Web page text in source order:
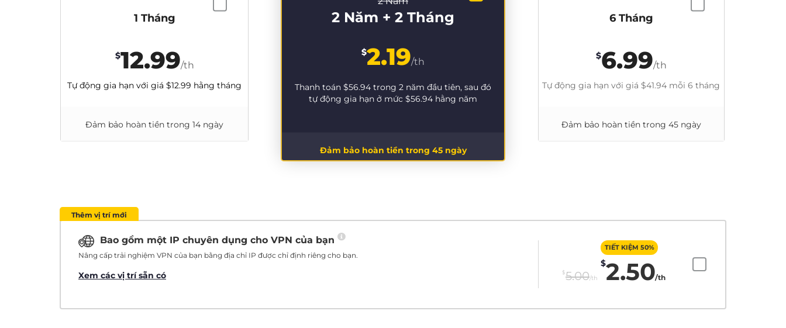
2 Năm + 2 Tháng
$2.19/th
Thanh toán $56.94 trong 2 năm đầu tiên, sau đó
tự động gia hạn ở mức $56.94 hằng năm
Đảm bảo hoàn tiền trong 45 ngày
6 Tháng
$6.99/th
Tự động gia hạn với giá $41.94 mỗi 6 tháng
Đảm bảo hoàn tiền trong 45 ngày
1 Tháng
$12.99/th
Tự động gia hạn với giá $12.99 hằng tháng
Đảm bảo hoàn tiền trong 14 ngày
Thêm vị trí mới
Bao gồm một IP chuyên dụng cho VPN của bạn
Nâng cấp trải nghiệm VPN của bạn bằng địa chỉ IP được chỉ định riêng cho bạn.
Xem các vị trí sẵn có $5.00/th
TIẾT KIỆM 50%
$2.50/th